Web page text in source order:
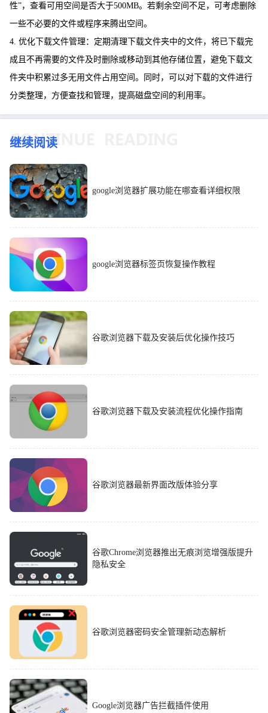
性”，查看可用空间是否大于500MB。若剩余空间不足，可考虑删除
一些不必要的文件或程序来腾出空间。
4. 优化下载文件管理：定期清理下载文件夹中的文件，将已下载完
成且不再需要的文件及时删除或移动到其他存储位置，避免下载文
件夹中积累过多无用文件占用空间。同时，可以对下载的文件进行
分类整理，方便查找和管理，提高磁盘空间的利用率。
继续阅读
google浏览器扩展功能在哪查看详细权限
google浏览器标签页恢复操作教程
谷歌浏览器下载及安装后优化操作技巧
谷歌浏览器下载及安装流程优化操作指南
谷歌浏览器最新界面改版体验分享
谷歌Chrome浏览器推出无痕浏览增强版提升
隐私安全
谷歌浏览器密码安全管理新动态解析
Google浏览器广告拦截插件使用